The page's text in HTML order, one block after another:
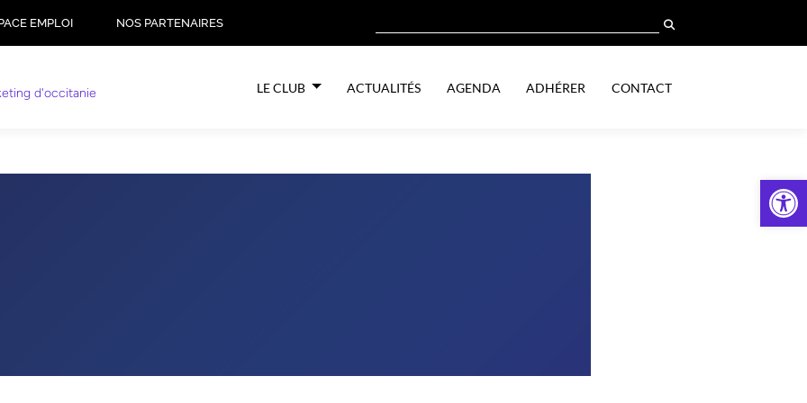
EMPLOI NOS PARTENAIRES
d'occitanie
LE CLUB ACTUALITÉS AGENDA ADHÉRER CONTACT